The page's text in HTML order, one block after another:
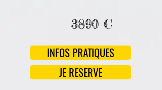
3890 €
INFOS PRATIQUES
JE RESERVE